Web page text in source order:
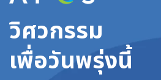
วิศวกรรม
เพื่อวันพรุ่งนี้